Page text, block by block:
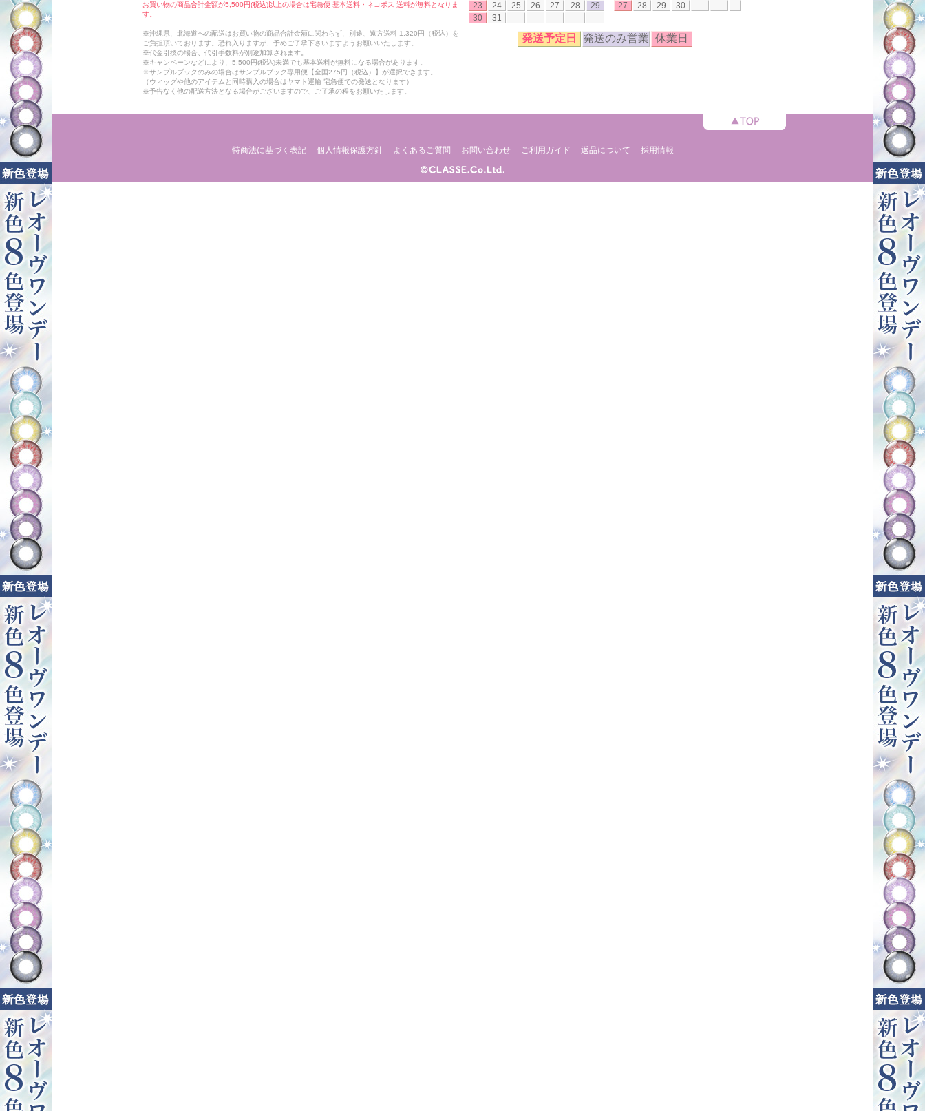
お買い物の商品合計金額が5,500円(税込)以上の場合は宅急便 基本送料・ネコポス 送料が無料となりま
す。
※沖縄県、北海道への配送はお買い物の商品合計金額に関わらず、別途、遠方送料 1,320円（税込）を
ご負担頂いております。恐れ入りますが、予めご了承下さいますようお願いいたします。
※代金引換の場合、代引手数料が別途加算されます。
※キャンペーンなどにより、5,500円(税込)未満でも基本送料が無料になる場合があります。
※サンプルブックのみの場合はサンプルブック専用便【全国275円（税込）】が選択できます。
（ウィッグや他のアイテムと同時購入の場合はヤマト運輸 宅急便での発送となります）
※予告なく他の配送方法となる場合がございますので、ご了承の程をお願いたします。
23
24 25 26 27 28
29
30
31
27
28 29 30
発送予定日 発送のみ営業 休業日
特商法に基づく表記 個人情報保護方針 よくあるご質問 お問い合わせ ご利用ガイド 返品について 採用情報